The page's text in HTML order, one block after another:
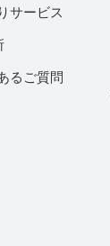
サービス
るご質問